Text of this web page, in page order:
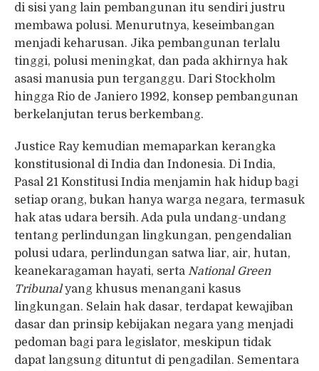
di sisi yang lain pembangunan itu sendiri justru
membawa polusi. Menurutnya, keseimbangan
menjadi keharusan. Jika pembangunan terlalu
tinggi, polusi meningkat, dan pada akhirnya hak
asasi manusia pun terganggu. Dari Stockholm
hingga Rio de Janiero 1992, konsep pembangunan
berkelanjutan terus berkembang.
Justice Ray kemudian memaparkan kerangka
konstitusional di India dan Indonesia. Di India,
Pasal 21 Konstitusi India menjamin hak hidup bagi
setiap orang, bukan hanya warga negara, termasuk
hak atas udara bersih. Ada pula undang-undang
tentang perlindungan lingkungan, pengendalian
polusi udara, perlindungan satwa liar, air, hutan,
keanekaragaman hayati, serta National Green
Tribunalyang khusus menangani kasus
lingkungan. Selain hak dasar, terdapat kewajiban
dasar dan prinsip kebijakan negara yang menjadi
pedoman bagi para legislator, meskipun tidak
dapat langsung dituntut di pengadilan. Sementara